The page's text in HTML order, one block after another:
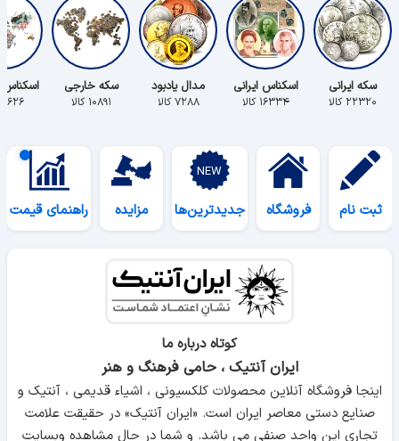
سکه ایرانی
۲۲۳۲۰ کالا
اسکناس ایرانی
۱۶۳۳۴ کالا
مدال یادبود
۷۲۸۸ کالا
سکه خارجی
۱۰۸۹۱ کالا ۵۶۲۶ کالا
ثبت نام فروشگاه جدیدترین‌ها مزایده راهنمای قیمت
کوتاه درباره ما
ایران آنتیک ، حامی فرهنگ و هنر
اینجا فروشگاه آنلاین محصولات کلکسیونی ، اشیاء قدیمی ، آنتیک و
صنایع دستی معاصر ایران است. «ایران آنتیک» در حقیقت علامت
تجاری این واحد صنفی می باشد. و شما در حال مشاهده وبسایت